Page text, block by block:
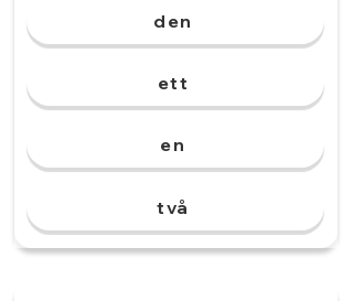
den
ett
en
två